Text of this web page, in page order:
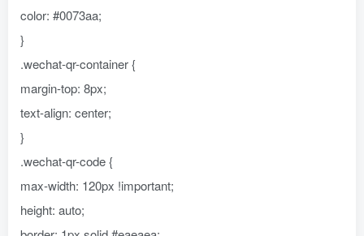
color: #0073aa;
}
.wechat-qr-container {
margin-top: 8px;
text-align: center;
}
.wechat-qr-code {
max-width: 120px !important;
height: auto;